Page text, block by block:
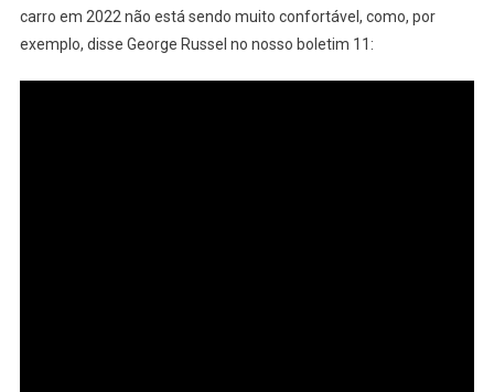
carro em 2022 não está sendo muito confortável, como, por
exemplo, disse George Russel no nosso boletim 11: